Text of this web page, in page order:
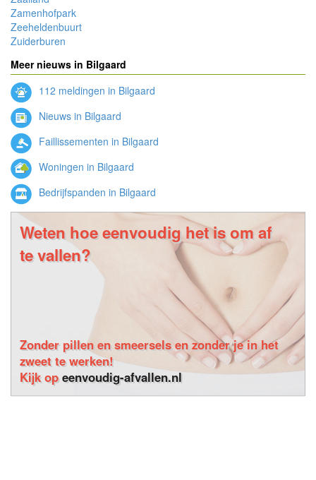
Zamenhofpark
Zeeheldenbuurt
Zuiderburen
Meer nieuws in Bilgaard
112 meldingen in Bilgaard
Nieuws in Bilgaard
Faillissementen in Bilgaard
Woningen in Bilgaard
Bedrijfspanden in Bilgaard
Weten hoe eenvoudig het is om af
te vallen?
Zonder pillen en smeersels en zonder je in het
zweet te werken!
Kijk opeenvoudig-afvallen.nl